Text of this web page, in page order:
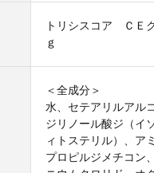
トリシスコア ＣＥ
ｇ
＜全成分＞
水、セテアリルアル
ジリノール酸ジ（イ
ィトステリル）、ア
プロピルジメチコン